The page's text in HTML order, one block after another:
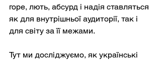
горе, лють, абсурд і надія ставляться
як для внутрішньої аудиторії, так і
для світу за її межами.
Тут ми досліджуємо, як українські